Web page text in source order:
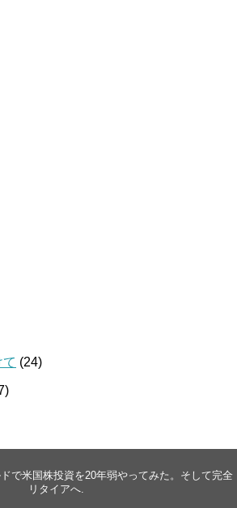
(24)
で米国株投資を20年弱やってみた。そして完全
リタイアへ.